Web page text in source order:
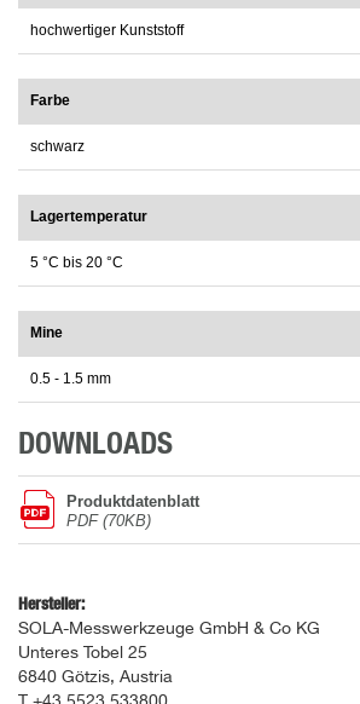
hochwertiger Kunststoff
Farbe
schwarz
Lagertemperatur
5 °C bis 20 °C
Mine
0.5 - 1.5 mm
DOWNLOADS
Produktdatenblatt
PDF (70KB)
Hersteller:
SOLA-Messwerkzeuge GmbH & Co KG
Unteres Tobel 25
6840 Götzis, Austria